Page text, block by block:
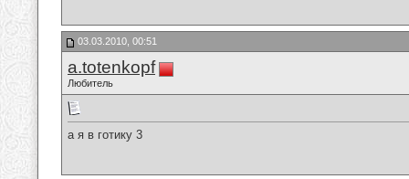
03.03.2010, 00:51
a.totenkopf
Любитель
а я в готику 3